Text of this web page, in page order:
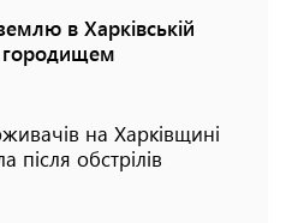
в Харківській
городищем
на Харківщині
після обстрілів